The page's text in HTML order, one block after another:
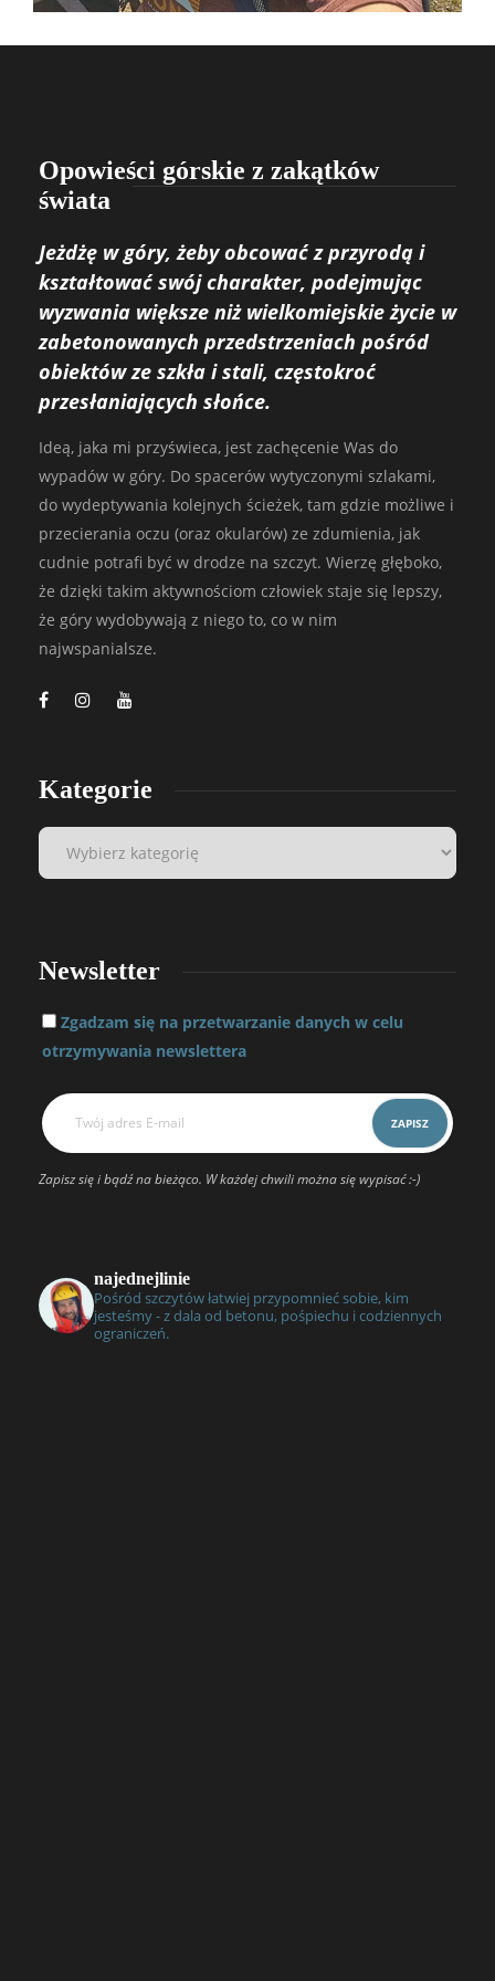
Opowieści górskie z zakątków
świata
Jeżdżę w góry, żeby obcować z przyrodą i
kształtować swój charakter, podejmując
wyzwania większe niż wielkomiejskie życie w
zabetonowanych przedstrzeniach pośród
obiektów ze szkła i stali, częstokroć
przesłaniających słońce.
Ideą, jaka mi przyświeca, jest zachęcenie Was do
wypadów w góry. Do spacerów wytyczonymi szlakami,
do wydeptywania kolejnych ścieżek, tam gdzie możliwe i
przecierania oczu (oraz okularów) ze zdumienia, jak
cudnie potrafi być w drodze na szczyt. Wierzę głęboko,
że dzięki takim aktywnościom człowiek staje się lepszy,
że góry wydobywają z niego to, co w nim
najwspanialsze.
Kategorie
Newsletter
Zgadzam się na przetwarzanie danych w celu
otrzymywania newslettera
Zapisz się i bądź na bieżąco. W każdej chwili można się wypisać :-)
najednejlinie
Pośród szczytów łatwiej przypomnieć sobie, kim
jesteśmy - z dala od betonu, pośpiechu i codziennych
ograniczeń.